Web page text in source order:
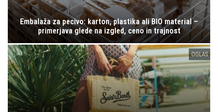
Embalaža za pecivo: karton, plastika ali BIO material –
primerjava glede na izgled, ceno in trajnost
OGLAS